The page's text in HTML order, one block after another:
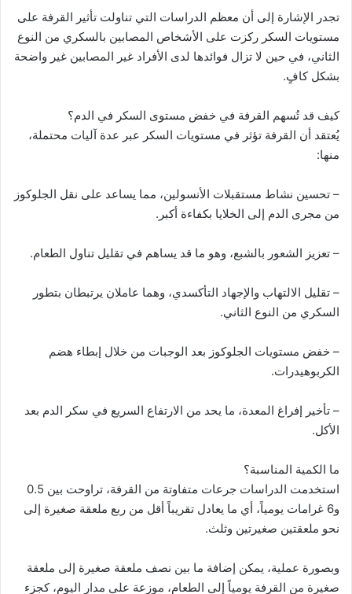
تجدر الإشارة إلى أن معظم الدراسات التي تناولت تأثير القرفة على
مستويات السكر ركزت على الأشخاص المصابين بالسكري من النوع
الثاني، في حين لا تزال فوائدها لدى الأفراد غير المصابين غير واضحة
بشكل كافٍ.
كيف قد تُسهم القرفة في خفض مستوى السكر في الدم؟
يُعتقد أن القرفة تؤثر في مستويات السكر عبر عدة آليات محتملة،
منها:
– تحسين نشاط مستقبلات الأنسولين، مما يساعد على نقل الجلوكوز
من مجرى الدم إلى الخلايا بكفاءة أكبر.
– تعزيز الشعور بالشبع، وهو ما قد يساهم في تقليل تناول الطعام.
– تقليل الالتهاب والإجهاد التأكسدي، وهما عاملان يرتبطان بتطور
السكري من النوع الثاني.
– خفض مستويات الجلوكوز بعد الوجبات من خلال إبطاء هضم
الكربوهيدرات.
– تأخير إفراغ المعدة، ما يحد من الارتفاع السريع في سكر الدم بعد
الأكل.
ما الكمية المناسبة؟
استخدمت الدراسات جرعات متفاوتة من القرفة، تراوحت بين 0.5
و6 غرامات يومياً، أي ما يعادل تقريباً أقل من ربع ملعقة صغيرة إلى
نحو ملعقتين صغيرتين وثلث.
وبصورة عملية، يمكن إضافة ما بين نصف ملعقة صغيرة إلى ملعقة
صغيرة من القرفة يومياً إلى الطعام، موزعة على مدار اليوم، كجزء